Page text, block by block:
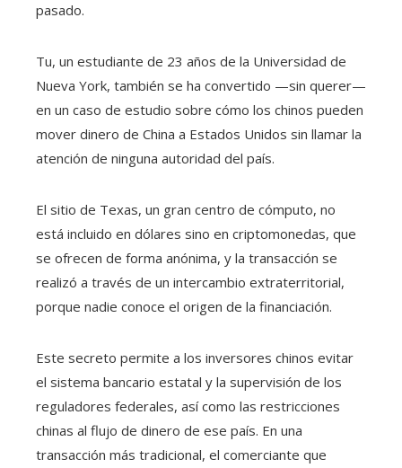
pasado.
Tu, un estudiante de 23 años de la Universidad de
Nueva York, también se ha convertido —sin querer—
en un caso de estudio sobre cómo los chinos pueden
mover dinero de China a Estados Unidos sin llamar la
atención de ninguna autoridad del país.
El sitio de Texas, un gran centro de cómputo, no
está incluido en dólares sino en criptomonedas, que
se ofrecen de forma anónima, y ​​la transacción se
realizó a través de un intercambio extraterritorial,
porque nadie conoce el origen de la financiación.
Este secreto permite a los inversores chinos evitar
el sistema bancario estatal y la supervisión de los
reguladores federales, así como las restricciones
chinas al flujo de dinero de ese país. En una
transacción más tradicional, el comerciante que